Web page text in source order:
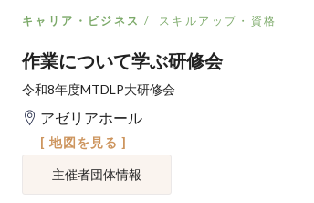
キャリア・ビジネス スキルアップ・資格
作業について学ぶ研修会
令和8年度MTDLP大研修会
アゼリアホール
[ 地図を見る ]
主催者団体情報